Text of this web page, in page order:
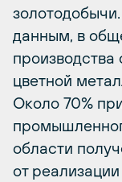
данным, в
цветной
Около 70%
области
от